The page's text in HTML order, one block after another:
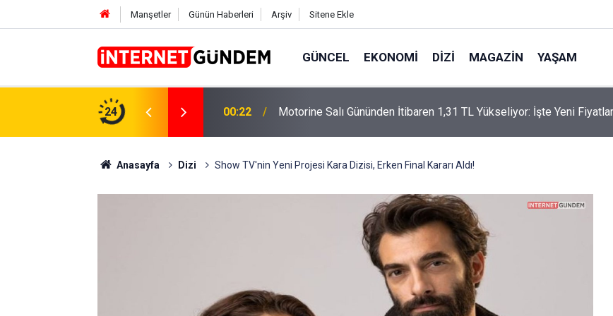
Manşetler Günün Haberleri Arşiv Sitene Ekle
GÜNCEL EKONOMI DIZI MAGAZIN YAŞAM
24
TL Yükseliyor: İşte Yeni Fiyatlar.. 15:58
Neşet Ertaş’a “Bozkırın Tezenesi” Lakabını Kim Verdi? Beyaz’la Joker
Sorusunun Cevabı Merak Edildi
Anasayfa Dizi Show TV'nin Yeni Projesi Kara Dizisi, Erken Final Kararı Aldı!